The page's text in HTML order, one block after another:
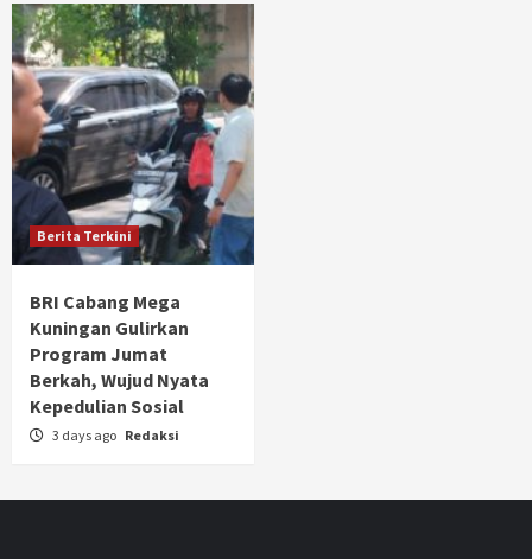
Berita Terkini
BRI Cabang Mega
Kuningan Gulirkan
Program Jumat
Berkah, Wujud Nyata
Kepedulian Sosial
3 days ago Redaksi